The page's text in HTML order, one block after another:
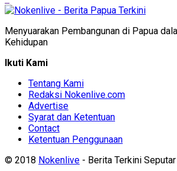
Menyuarakan Pembangunan di Papua
Kehidupan
Ikuti Kami
Tentang Kami
Redaksi Nokenlive.com
Advertise
Syarat dan Ketentuan
Contact
Ketentuan Penggunaan
© 2018 Nokenlive - Berita Terkini